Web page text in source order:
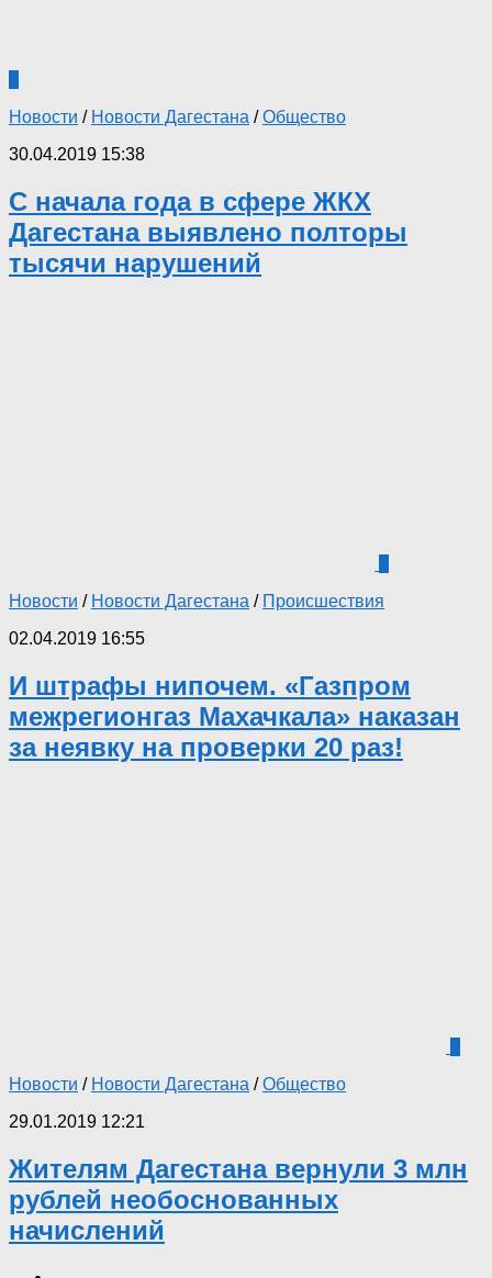
Новости / Новости Дагестана /Общество
30.04.2019 15:38
С начала года в сфере ЖКХ
Дагестана выявлено полторы
тысячи нарушений
Новости / Новости Дагестана / Происшествия
02.04.2019 16:55
И штрафы нипочем. «Газпром
межрегионгаз Махачкала» наказан
за неявку на проверки 20 раз!
Новости / Новости Дагестана /Общество
29.01.2019 12:21
Жителям Дагестана вернули 3 млн
рублей необоснованных
начислений